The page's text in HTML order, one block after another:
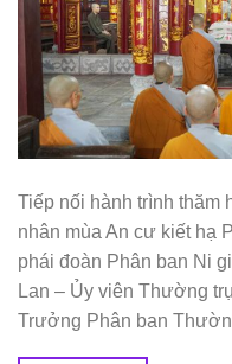
Tiếp nối hành trình thăm
nhân mùa An cư kiết hạ
phái đoàn Phân ban Ni
Lan – Ủy viên Thường
Trưởng Phân ban